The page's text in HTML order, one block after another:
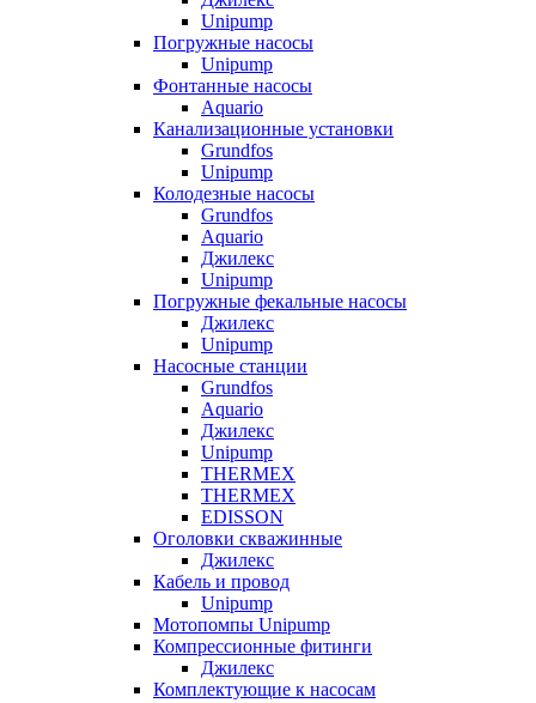
Unipump
Погружные насосы
Unipump
Фонтанные насосы
Aquario
Канализационные установки
Grundfos
Unipump
Колодезные насосы
Grundfos
Aquario
Джилекс
Unipump
Погружные фекальные насосы
Джилекс
Unipump
Насосные станции
Grundfos
Aquario
Джилекс
Unipump
THERMEX
THERMEX
EDISSON
Оголовки скважинные
Джилекс
Кабель и провод
Unipump
Мотопомпы Unipump
Компрессионные фитинги
Джилекс
Комплектующие к насосам